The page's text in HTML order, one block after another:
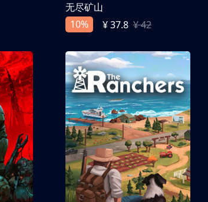
无尽矿山
10%
¥ 37.8 ¥ 42